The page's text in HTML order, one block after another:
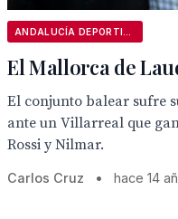
El Mallorca de
El conjunto balear sufre
ante un Villarreal que
Rossi y Nilmar.
Carlos Cruz • hace 14